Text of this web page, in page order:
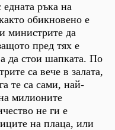
ръка на
обикновено е
министрите да
пред тях е
да стои шапката. По
са вече в залата,
те са сами, най-
милионите
не ги е
на плаца, или